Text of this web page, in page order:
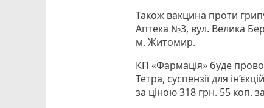
Також вакцина проти
Аптека №3, вул. Велика
м. Житомир.
КП «Фармація» буде
Тетра, суспензії для
за ціною 318 грн. 55 коп.